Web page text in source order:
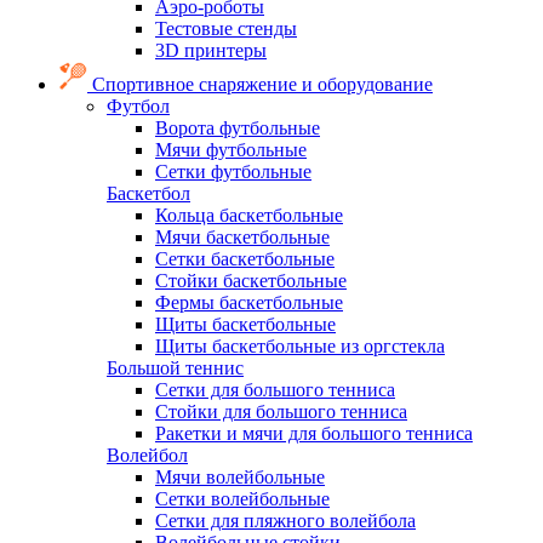
Аэро-роботы
Тестовые стенды
3D принтеры
Спортивное снаряжение и оборудование
Футбол
Ворота футбольные
Мячи футбольные
Сетки футбольные
Баскетбол
Кольца баскетбольные
Мячи баскетбольные
Сетки баскетбольные
Стойки баскетбольные
Фермы баскетбольные
Щиты баскетбольные
Щиты баскетбольные из оргстекла
Большой теннис
Сетки для большого тенниса
Стойки для большого тенниса
Ракетки и мячи для большого тенниса
Волейбол
Мячи волейбольные
Сетки волейбольные
Сетки для пляжного волейбола